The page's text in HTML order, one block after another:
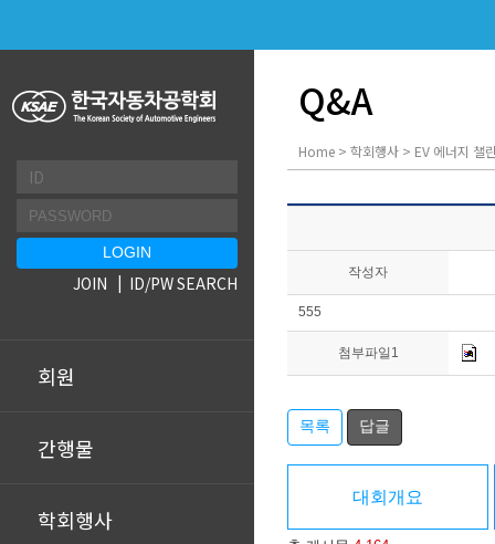
회원
간행물
학회행사
JOIN ID/PW SEARCH
Q&A
Home > 학회행사 > EV 에너지 챌
작성자
555
첨부파일1
목록 답글
대회개요